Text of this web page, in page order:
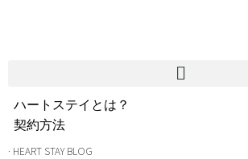
ハートステイとは？
契約方法
韓国不動産情報
· HEART STAY BLOG